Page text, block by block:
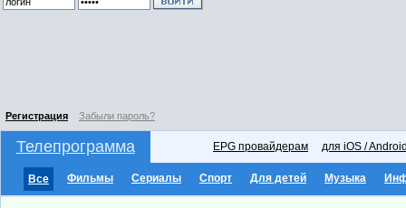
Регистрация Забыли пароль?
Телепрограмма EPG провайдерам для iOS /
Все Фильмы Сериалы Спорт Для детей Музыка